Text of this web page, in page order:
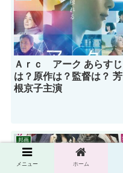
Ａｒｃ アーク あらすじ
は？原作は？監督は？ 芳
根京子主演
邦画
メニュー ホーム